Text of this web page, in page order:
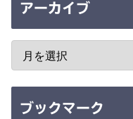
アーカイブ
ブックマーク